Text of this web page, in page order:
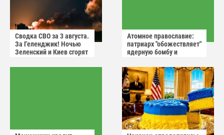
Сводка СВО за 3 августа.
За Геленджик! Ночью
Зеленский и Киев сгорят
Атомное православие:
патриарх "обожествляет"
ядерную бомбу и
"апокалиптических
сценариев"